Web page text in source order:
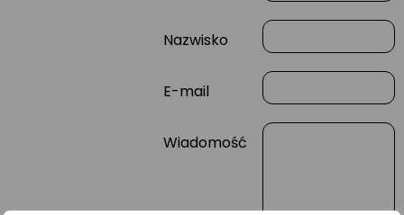
Nazwisko
E-mail
Wiadomość